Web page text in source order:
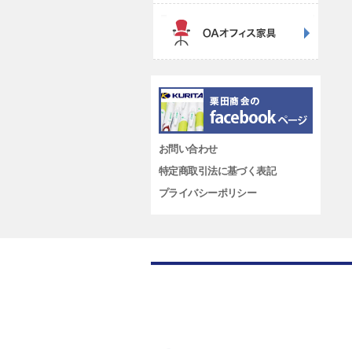
お問い合わせ
特定商取引法に基づく表記
プライバシーポリシー